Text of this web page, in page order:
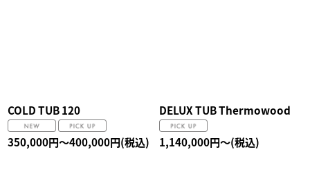
COLD TUB 120
350,000円～400,000円(税込)
DELUX TUB Thermowood
1,140,000円～(税込)